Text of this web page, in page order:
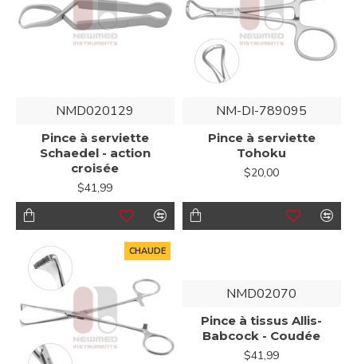
NMD020129
Pince à serviette
Schaedel - action
croisée
$41,99
NM-DI-789095
Pince à serviette
Tohoku
$20,00
CHAUDE
NMD02070
Pince à tissus Allis-
Babcock - Coudée
$41,99